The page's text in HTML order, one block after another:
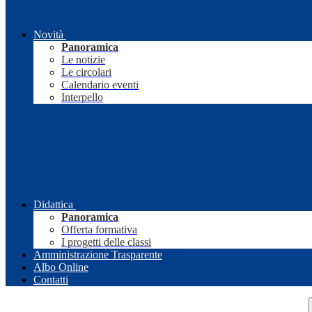
Novità
Panoramica
Le notizie
Le circolari
Calendario eventi
Interpello
Didattica
Panoramica
Offerta formativa
I progetti delle classi
Amministrazione Trasparente
Albo Online
Contatti